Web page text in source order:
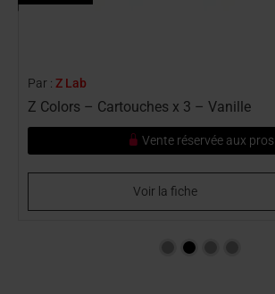
Par : Z Lab
Z Colors – Cartouches x 3 – Vanille
Vente réservée aux pros
Voir la fiche